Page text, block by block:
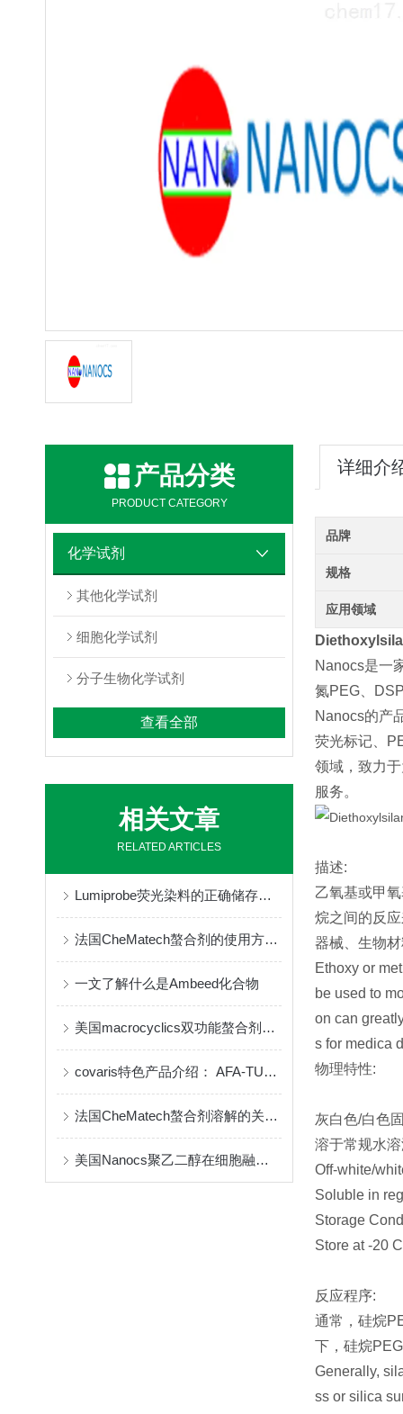
产品分类
PRODUCT CATEGORY
化学试剂
其他化学试剂
细胞化学试剂
分子生物化学试剂
查看全部
相关文章
RELATED ARTICLES
Lumiprobe荧光染料的正确储存与保管
法国CheMatech螯合剂的使用方法很简单
一文了解什么是Ambeed化合物
美国macrocyclics双功能螯合剂的包装、贮存和使用事项
covaris特色产品介绍： AFA-TUBE ®超声管
法国CheMatech螯合剂溶解的关键注意事项
美国Nanocs聚乙二醇在细胞融合中的优点
详细介
品牌
规格
应用领域
Nanocs是一
氮PEG、
Nanocs的产
荧光标记、
领域，致力
服务。
描述:
乙氧基或甲
烷之间的反
器械、生物
Ethoxy or
be used to
on can
s for medica
物理特性:
灰白色/白色
溶于常规水
Off-white/
Soluble in
Storage
Store at -20
反应程序:
通常，硅烷
下，硅烷
Generally,
ss or silica